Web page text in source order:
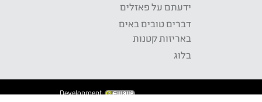
ידעתם על פאזלים
דברים טובים באים
באריזות קטנות
בלוג
Development: